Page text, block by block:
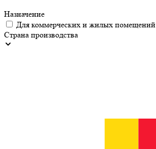
Назначение
Для коммерческих и жилых помещений
Страна производства